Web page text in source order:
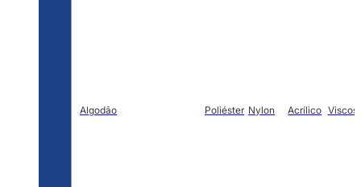
Algodão Poliéster Nylon Acrílico